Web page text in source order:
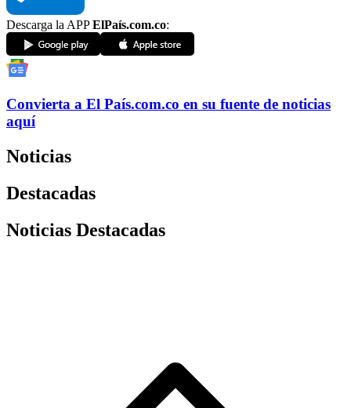
Descarga la APPElPaís.com.co:
Convierta a El País.com.co en su fuente de noticias
aquí
Noticias
Destacadas
Noticias Destacadas